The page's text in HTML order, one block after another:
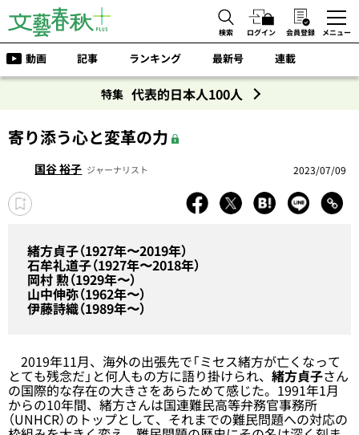
検索 ログイン 会員登録 メニュー
動画 記事 ランキング 最新号 連載
特集 代表的日本人100人
寄り添う心と変革の力
国谷 裕子 ジャーナリスト 2023/07/09
緒方貞子（1927年〜2019年）
石牟礼道子（1927年〜2018年）
岡村 勲（1929年〜）
山中伸弥（1962年〜）
伊藤詩織（1989年〜）
2019年11月、海外の出張先で「ミセス緒方が亡くなって
とても残念だ」と何人もの方に語り掛けられ、 緒方貞子さん
の国際的な存在の大きさをあらためて感じた。1991年1月
からの10年間、緒方さんは国連難民高等弁務官事務所
（UNHCR）のトップとして、それまでの難民問題への対応の